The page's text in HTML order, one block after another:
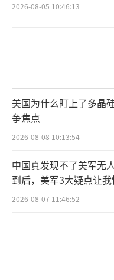
2026-08-05 10:46:13
美国为什么盯上了多晶
争焦点
2026-08-08 10:13:54
中国真发现不了美军无
到后，美军3大疑点让
如此
2026-08-07 11:46:52